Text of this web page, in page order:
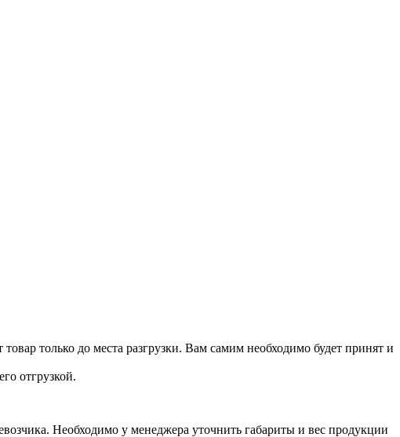
только до места разгрузки. Вам самим необходимо будет принят и
отгрузкой.
Необходимо у менеджера уточнить габариты и вес продукции